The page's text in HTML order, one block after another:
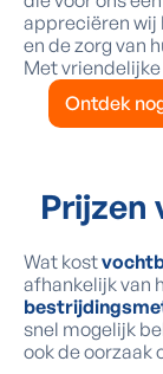
appreciëren wij
en de zorg van
Met vriendelijke
Ontdek
Prijzen
Wat kost
afhankelijk van
snel mogelijk
ook de oorzaak